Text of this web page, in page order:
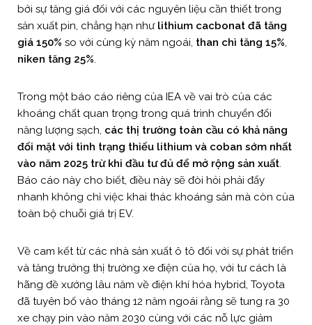
bởi sự tăng giá đối với các nguyên liệu cần thiết trong
sản xuất pin, chẳng hạn như lithium cacbonat đã tăng
giá 150% so với cùng kỳ năm ngoái, than chì tăng 15%,
niken tăng 25%.
Trong một báo cáo riêng của IEA về vai trò của các
khoáng chất quan trọng trong quá trình chuyển đổi
năng lượng sạch, các thị trường toàn cầu có khả năng
đối mặt với tình trạng thiếu lithium và coban sớm nhất
vào năm 2025 trừ khi đầu tư đủ để mở rộng sản xuất.
Báo cáo này cho biết, điều này sẽ đòi hỏi phải đẩy
nhanh không chỉ việc khai thác khoáng sản mà còn của
toàn bộ chuỗi giá trị EV.
Về cam kết từ các nhà sản xuất ô tô đối với sự phát triển
và tăng trưởng thị trường xe điện của họ, với tư cách là
hãng đề xướng lâu năm về điện khí hóa hybrid, Toyota
đã tuyên bố vào tháng 12 năm ngoái rằng sẽ tung ra 30
xe chạy pin vào năm 2030 cùng với các nỗ lực giảm